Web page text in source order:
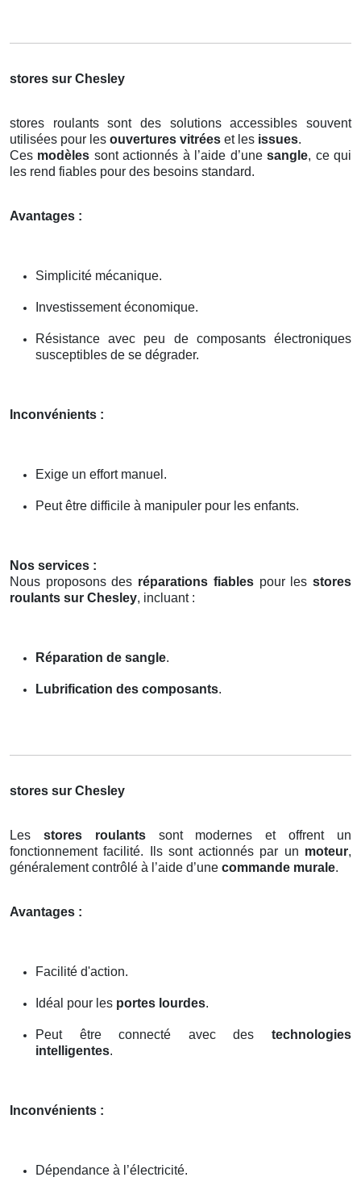
stores sur Chesley
stores roulants sont des solutions accessibles souvent
utilisées pour les ouvertures vitrées et les issues.
Ces modèles sont actionnés à l’aide d’unesangle, ce qui
les rend fiables pour des besoins standard.
Avantages :
Simplicité mécanique.
Investissement économique.
Résistance avec peu de composants électroniques
susceptibles de se dégrader.
Inconvénients :
Exige un effort manuel.
Peut être difficile à manipuler pour les enfants.
Nos services :
Nous proposons des réparations fiablespour lesstores
roulants sur Chesley, incluant :
Réparation de sangle.
Lubrification des composants.
stores sur Chesley
Les stores roulantssont modernes et offrent un
fonctionnement facilité. Ils sont actionnés par un moteur,
généralement contrôlé à l’aide d’une commande murale.
Avantages :
Facilité d'action.
Idéal pour les portes lourdes.
Peut être connecté avec des technologies
intelligentes.
Inconvénients :
Dépendance à l’électricité.